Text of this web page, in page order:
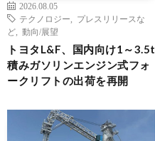
2026.08.05
テクノロジー
プレスリリースな
ど
動向/展望
トヨタL&F、国内向け1～3.5t
積みガソリンエンジン式フォ
ークリフトの出荷を再開